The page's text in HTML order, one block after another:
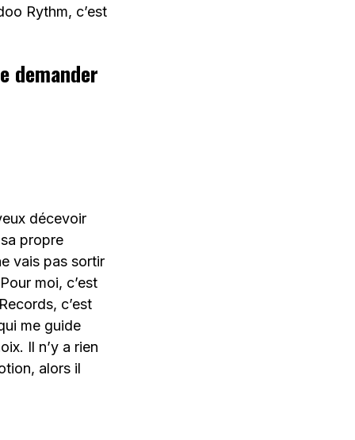
Rythm, c’est
demander
décevoir
propre
vais pas sortir
moi, c’est
c’est
me guide
Il n’y a rien
alors il